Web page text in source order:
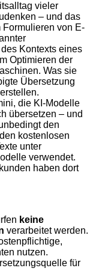
vieler
– und das
von E-
Kontexts eines
Optimieren der
Was sie
Übersetzung
die KI-Modelle
übersetzen – und
den
kostenlosen
unter
verwendet.
haben dort
keine
verarbeitet werden.
nutzen.
für